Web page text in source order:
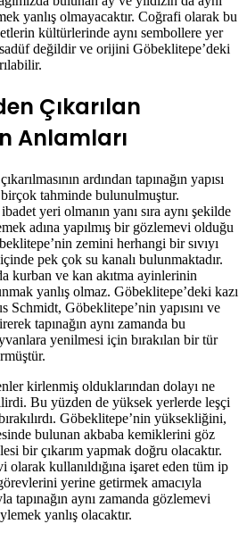
yanlış olmayacaktır. Coğrafi olarak bu
kültürlerinde aynı sembollere yer
değildir ve orijini Göbeklitepe’deki
Çıkarılan
Anlamları
ardından tapınağın yapısı
tahminde bulunulmuştur.
yeri olmanın yanı sıra aynı şekilde
adına yapılmış bir gözlemevi olduğu
zemini herhangi bir sıvıyı
pek çok su kanalı bulunmaktadır.
kurban ve kan akıtma ayinlerinin
yanlış olmaz. Göbeklitepe’deki kazı
Schmidt, Göbeklitepe’nin yapısını ve
tapınağın aynı zamanda bu
yenilmesi için bırakılan bir tür
kirlenmiş olduklarından dolayı ne
Bu yüzden de yüksek yerlerde leşçi
Göbeklitepe’nin yüksekliğini,
bulunan akbaba kemiklerini göz
bir çıkarım yapmak doğru olacaktır.
olarak kullanıldığına işaret eden tüm ip
yerine getirmek amacıyla
tapınağın aynı zamanda gözlemevi
yanlış olacaktır.